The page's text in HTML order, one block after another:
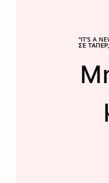
"IT'S A
ΣΕ ΤΆΠΕΡ,